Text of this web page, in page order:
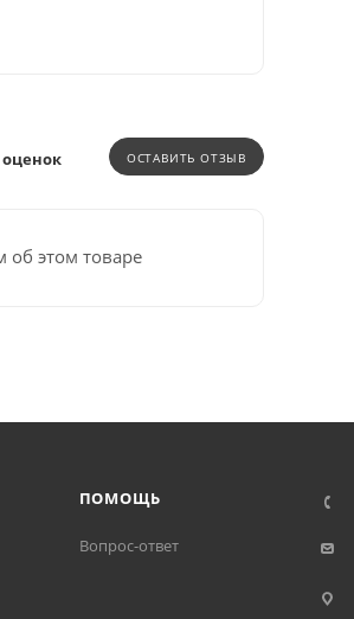
ОСТАВИТЬ ОТЗЫВ
об этом товаре
ПОМОЩЬ
Вопрос-ответ